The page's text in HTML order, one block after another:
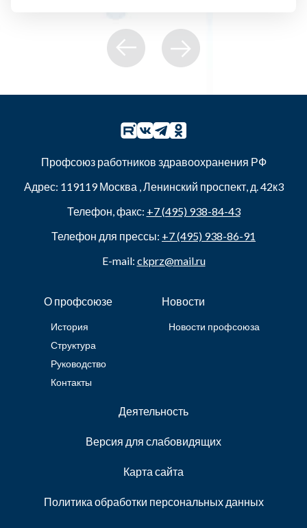
Профсоюз работников здравоохранения РФ
Адрес: 119119Москва Ленинский проспект, д. 42к3
Телефон, факс: +7 (495) 938-84-43
Телефон для прессы: +7 (495) 938-86-91
E-mail: ckprz@mail.ru
О профсоюзе
История
Структура
Руководство
Контакты
Новости
Новости профсоюза
Деятельность
Версия для слабовидящих
Карта сайта
Политика обработки персональных данных